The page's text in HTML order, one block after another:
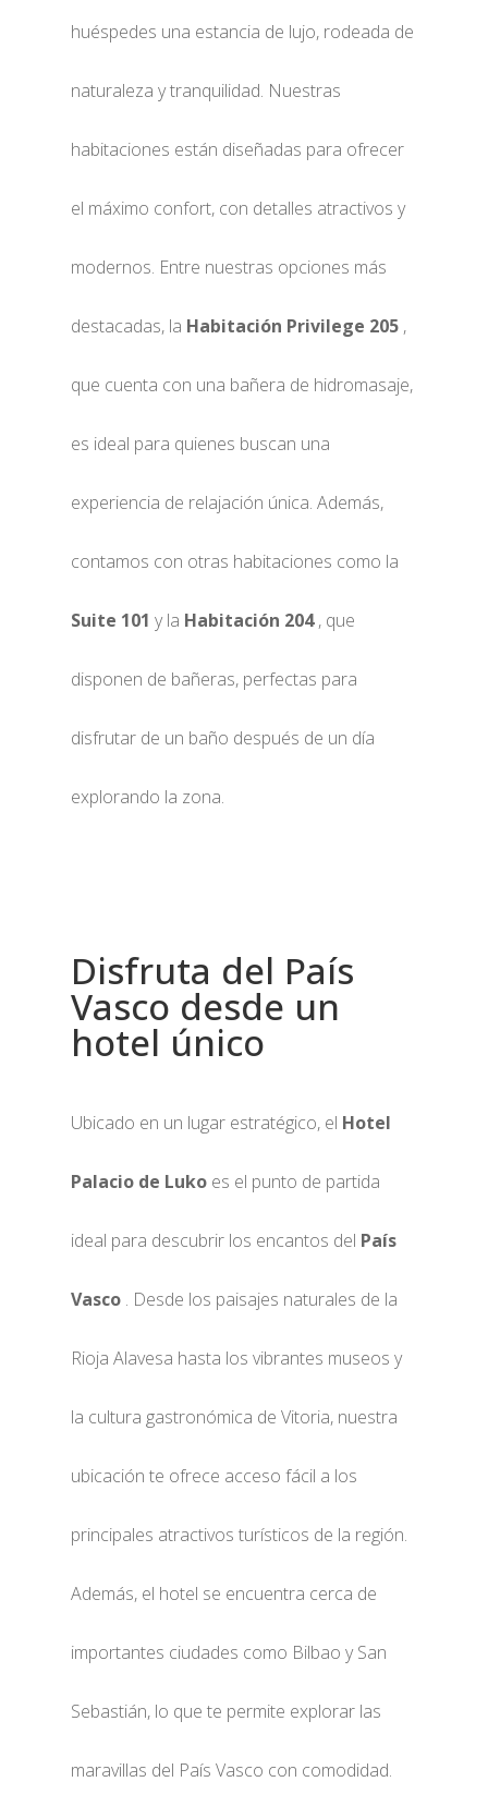
huéspedes una estancia de lujo, rodeada de
naturaleza y tranquilidad. Nuestras
habitaciones están diseñadas para ofrecer
el máximo confort, con detalles atractivos y
modernos. Entre nuestras opciones más
destacadas, la Habitación Privilege 205,
que cuenta con una bañera de hidromasaje,
es ideal para quienes buscan una
experiencia de relajación única. Además,
contamos con otras habitaciones como la
Suite 101 y la Habitación 204, que
disponen de bañeras, perfectas para
disfrutar de un baño después de un día
explorando la zona.
Disfruta del País
Vasco desde un
hotel único
Ubicado en un lugar estratégico, el Hotel
Palacio de Lukoes el punto de partida
ideal para descubrir los encantos del País
Vasco. Desde los paisajes naturales de la
Rioja Alavesa hasta los vibrantes museos y
la cultura gastronómica de Vitoria, nuestra
ubicación te ofrece acceso fácil a los
principales atractivos turísticos de la región.
Además, el hotel se encuentra cerca de
importantes ciudades como Bilbao y San
Sebastián, lo que te permite explorar las
maravillas del País Vasco con comodidad.